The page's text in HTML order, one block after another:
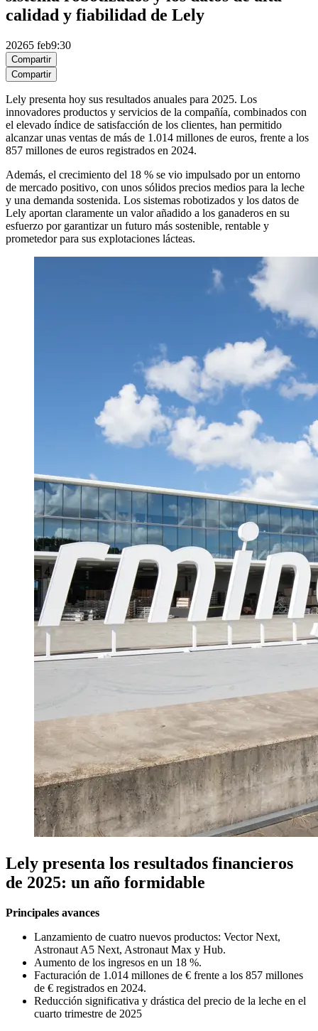
calidad y fiabilidad de Lely
20265 feb9:30
Compartir
Compartir
Lely presenta hoy sus resultados anuales para 2025. Los
innovadores productos y servicios de la compañía, combinados con
el elevado índice de satisfacción de los clientes, han permitido
alcanzar unas ventas de más de 1.014 millones de euros, frente a los
857 millones de euros registrados en 2024.
Además, el crecimiento del 18 % se vio impulsado por un entorno
de mercado positivo, con unos sólidos precios medios para la leche
y una demanda sostenida. Los sistemas robotizados y los datos de
Lely aportan claramente un valor añadido a los ganaderos en su
esfuerzo por garantizar un futuro más sostenible, rentable y
prometedor para sus explotaciones lácteas.
Lely presenta los resultados financieros
de 2025: un año formidable
Principales avances
Lanzamiento de cuatro nuevos productos: Vector Next,
Astronaut A5 Next, Astronaut Max y Hub.
Aumento de los ingresos en un 18 %.
Facturación de 1.014 millones de € frente a los 857 millones
de € registrados en 2024.
Reducción significativa y drástica del precio de la leche en el
cuarto trimestre de 2025